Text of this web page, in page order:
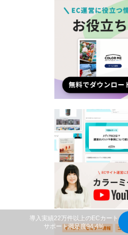
導入実績22万件以上のECカート
サポート満足度94.4%